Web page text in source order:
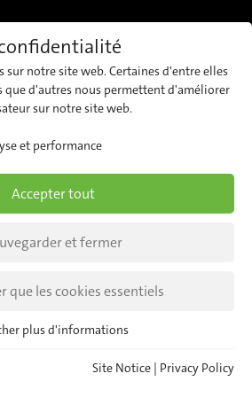
AI for real-time
insights
Haufe in conversation with
sur notre site web. Certaines d'entre elles
d'autres nous permettent d'améliorer
sur notre site web.
et performance
Accepter tout
et fermer
que les cookies essentiels
sont nécessaires pour les fonctions de
permet de garantir le bon
plus d'informations
Site Notice | Privacy Policy